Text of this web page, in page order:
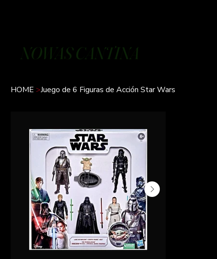
NOWAS CANTINA
HOME >Juego de 6 Figuras de Acción Star Wars